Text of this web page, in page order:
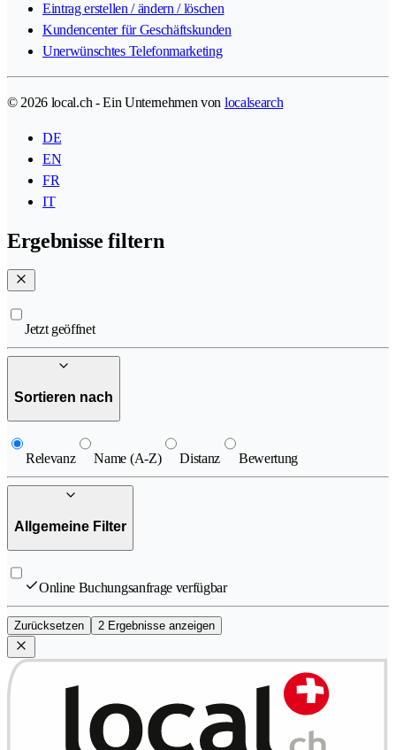
Eintrag erstellen / ändern / löschen
Kundencenter für Geschäftskunden
Unerwünschtes Telefonmarketing
© 2026 local.ch - Ein Unternehmen von localsearch
DE
EN
FR
IT
Ergebnisse filtern
Jetzt geöffnet
Sortieren nach
Relevanz Name (A-Z) Distanz Bewertung
Allgemeine Filter
Online Buchungsanfrage verfügbar
Zurücksetzen 2 Ergebnisse anzeigen